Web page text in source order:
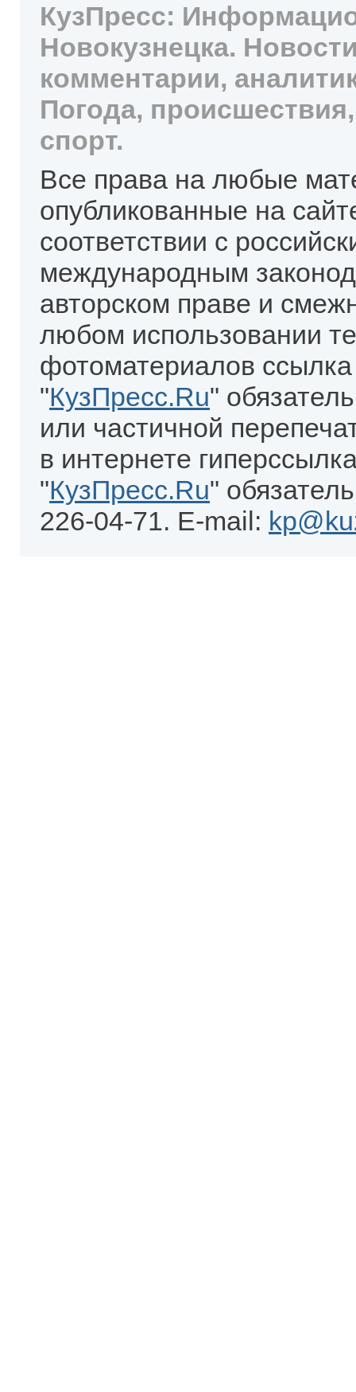
КузПресс:
Новокузнецка.
комментарии,
Погода,
спорт.
Все права на любые
опубликованные на
соответствии с
международным
авторском праве и
любом использовании
фотоматериалов
"КузПресс.Ru"
или частичной
в интернете
"КузПресс.Ru"
226-04-71. E-mail: